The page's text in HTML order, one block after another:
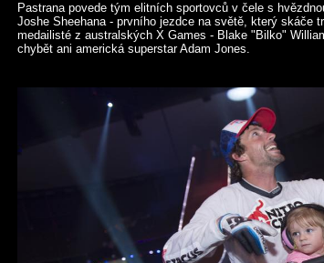
Pastrana povede tým elitních sportovců v čele s
Joshe Sheehana - prvního jezdce na světě, který skáče
medailisté z australských X Games - Blake "Bilko"
chybět ani americká superstar Adam Jones.